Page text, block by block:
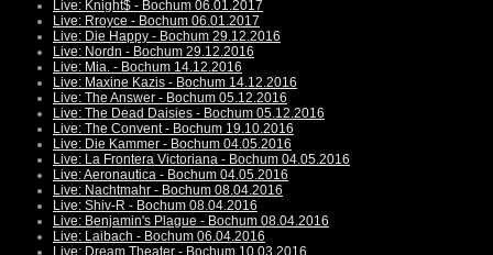
Live: Knight$ - Bochum 06.01.2017
Live: Rroyce - Bochum 06.01.2017
Live: Die Happy - Bochum 29.12.2016
Live: Nordn - Bochum 29.12.2016
Live: Mia. - Bochum 14.12.2016
Live: Maxine Kazis - Bochum 14.12.2016
Live: The Answer - Bochum 05.12.2016
Live: The Dead Daisies - Bochum 05.12.2016
Live: The Convent - Bochum 19.10.2016
Live: Die Kammer - Bochum 04.05.2016
Live: La Frontera Victoriana - Bochum 04.05.2016
Live: Aeronautica - Bochum 04.05.2016
Live: Nachtmahr - Bochum 08.04.2016
Live: Shiv-R - Bochum 08.04.2016
Live: Benjamin's Plague - Bochum 08.04.2016
Live: Laibach - Bochum 06.04.2016